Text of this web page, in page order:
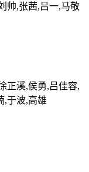
帅,张茜,吕一,马敬
正溪,侯勇,吕佳容,
,于波,高雄